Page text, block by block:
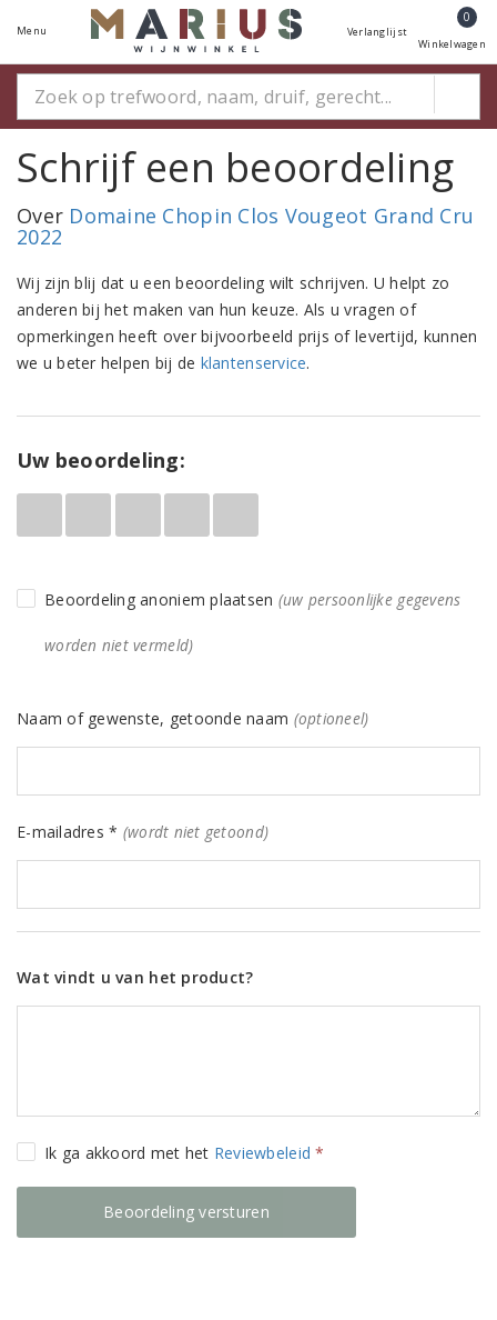
Menu Verlanglijst
0
Winkelwagen
Schrijf een beoordeling
Over Domaine Chopin Clos Vougeot Grand Cru
2022
Wij zijn blij dat u een beoordeling wilt schrijven. U helpt zo
anderen bij het maken van hun keuze. Als u vragen of
opmerkingen heeft over bijvoorbeeld prijs of levertijd, kunnen
we u beter helpen bij de klantenservice.
Uw beoordeling:
Beoordeling anoniem plaatsen (uw persoonlijke gegevens
worden niet vermeld)
Naam of gewenste, getoonde naam (optioneel)
E-mailadres * (wordt niet getoond)
Wat vindt u van het product?
Ik ga akkoord met het Reviewbeleid *